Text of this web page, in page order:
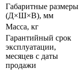
Габаритные размеры
(Д×Ш×В), мм
Масса, кг
Гарантийный срок
эксплуатации,
месяцев с даты
продажи